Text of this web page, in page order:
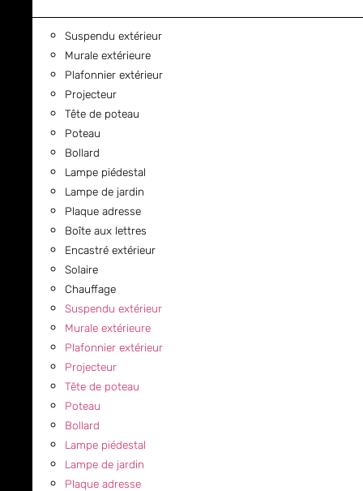
Suspendu extérieur
Murale extérieure
Plafonnier extérieur
Projecteur
Tête de poteau
Poteau
Bollard
Lampe piédestal
Lampe de jardin
Plaque adresse
Boîte aux lettres
Encastré extérieur
Solaire
Chauffage
Suspendu extérieur
Murale extérieure
Plafonnier extérieur
Projecteur
Tête de poteau
Poteau
Bollard
Lampe piédestal
Lampe de jardin
Plaque adresse